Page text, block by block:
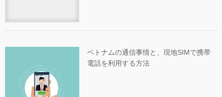
ベトナムの通信事情と、現地SIMで携帯
電話を利用する方法